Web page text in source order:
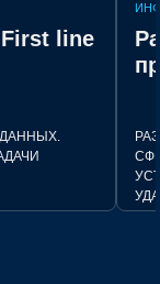
line
ДАННЫХ.